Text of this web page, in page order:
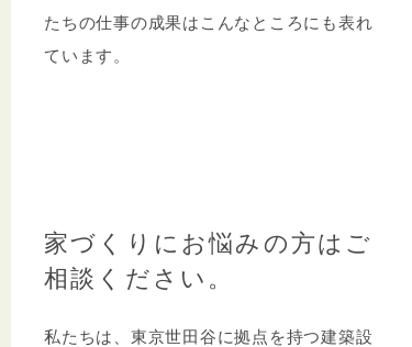
たちの仕事の成果はこんなところにも表れ
ています。
家づくりにお悩みの方はご
相談ください。
私たちは、東京世田谷に拠点を持つ建築設